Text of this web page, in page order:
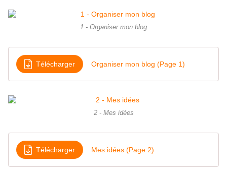
1 - Organiser mon blog
Télécharger Organiser mon blog (Page 1)
2 - Mes idées
Télécharger Mes idées (Page 2)